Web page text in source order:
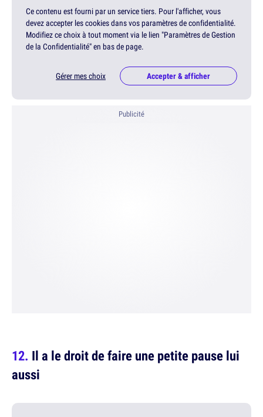
Ce contenu est fourni par un service tiers. Pour l'afficher, vous
devez accepter les cookies dans vos paramètres de confidentialité.
Modifiez ce choix à tout moment via le lien "Paramètres de Gestion
de la Confidentialité" en bas de page.
Gérer mes choix Accepter & afficher
Publicité
Il a le droit de faire une petite pause lui
aussi